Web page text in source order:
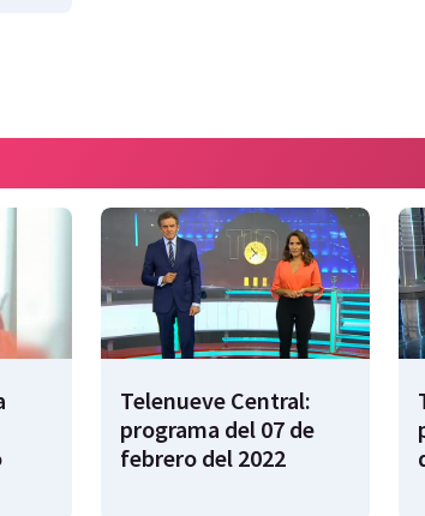
Telenueve Central:
programa del 07 de
febrero del 2022